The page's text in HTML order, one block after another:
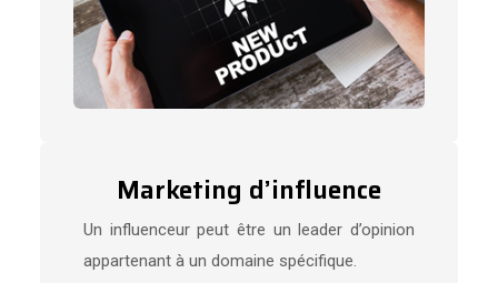
Marketing d’influence
Un influenceur peut être un leader d’opinion
appartenant à un domaine spécifique.